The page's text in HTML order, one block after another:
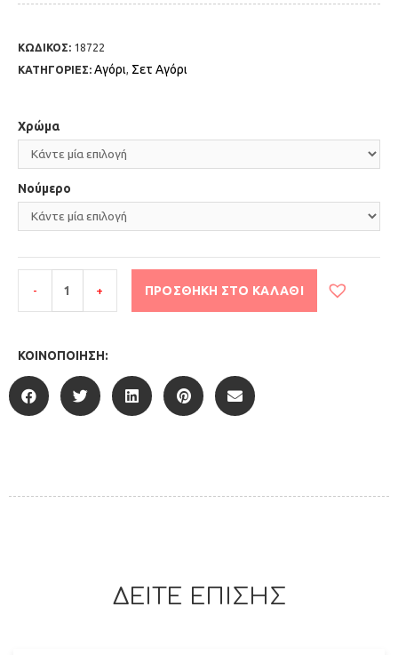
ΚΩΔΙΚΟΣ: 18722
ΚΑΤΗΓΟΡΙΕΣ: Αγόρι, Σετ Αγόρι
Χρώμα
Νούμερο
- + ΠΡΟΣΘΉΚΗ ΣΤΟ ΚΑΛΆΘΙ
ΚΟΙΝΟΠΟΊΗΣΗ:
ΔΕΙΤΕ ΕΠΙΣΗΣ